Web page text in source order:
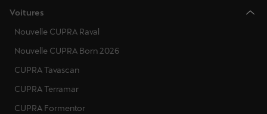
Voitures
Nouvelle CUPRA Raval
Nouvelle CUPRA Born 2026
CUPRA Tavascan
CUPRA Terramar
CUPRA Formentor